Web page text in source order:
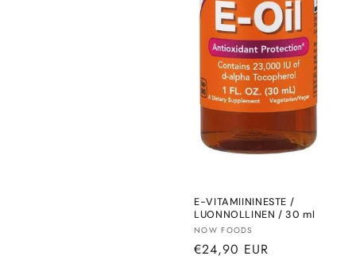
E-VITAMIININESTE /
LUONNOLLINEN / 30 ml
Myyjä:
NOW FOODS
Normaalihinta
€24,90 EUR